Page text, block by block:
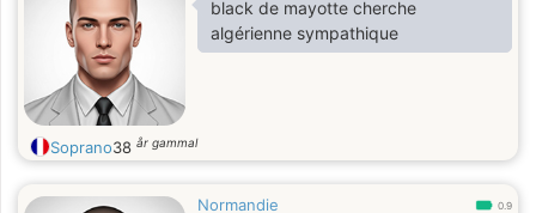
black de mayotte cherche
algérienne sympathique
Soprano38 år gammal
Normandie 0.9